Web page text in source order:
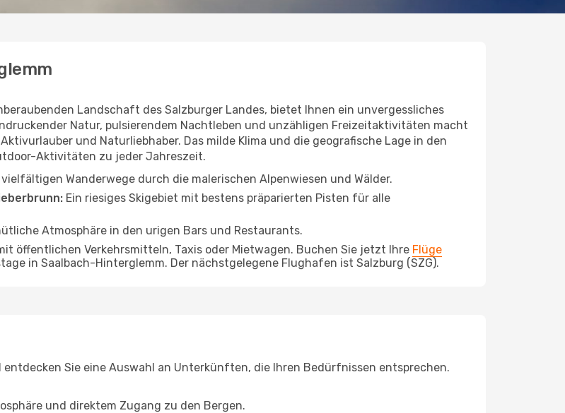
Landschaft des Salzburger Landes, bietet Ihnen ein unvergessliches
Natur, pulsierendem Nachtleben und unzähligen Freizeitaktivitäten macht
und Naturliebhaber. Das milde Klima und die geografische Lage in den
Aktivitäten zu jeder Jahreszeit.
Wanderwege durch die malerischen Alpenwiesen und Wälder.
Ein riesiges Skigebiet mit bestens präparierten Pisten für alle
Atmosphäre in den urigen Bars und Restaurants.
öffentlichen Verkehrsmitteln, Taxis oder Mietwagen. Buchen Sie jetzt Ihre Flüge
in Saalbach-Hinterglemm. Der nächstgelegene Flughafen ist Salzburg (SZG).
Sie eine Auswahl an Unterkünften, die Ihren Bedürfnissen entsprechen.
und direktem Zugang zu den Bergen.